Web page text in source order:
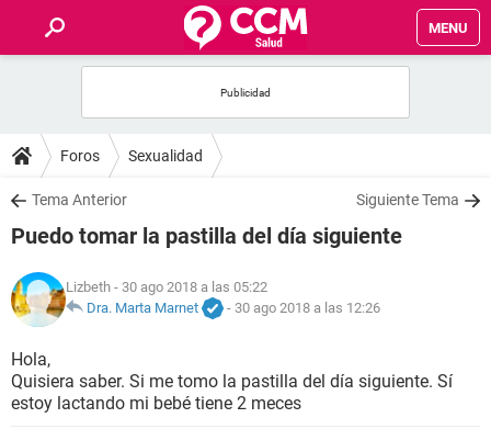
MENU
FOROS
SALUD
NUTRICIÓN
BIENESTAR
Foros Sexualidad
Tema Anterior Siguiente Tema
Puedo tomar la pastilla del día siguiente
Lizbeth - 30 ago 2018 a las 05:22
Dra. Marta Marnet
- 30 ago 2018 a las 12:26
Hola,
Quisiera saber. Si me tomo la pastilla del día siguiente. Sí
estoy lactando mi bebé tiene 2 meces